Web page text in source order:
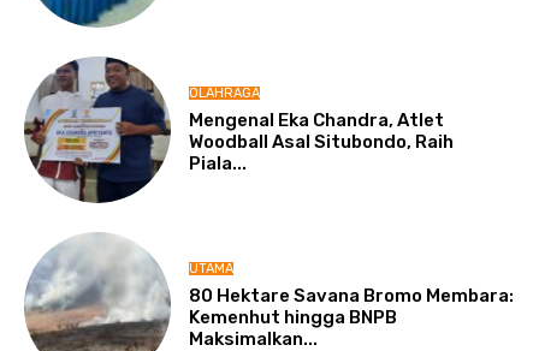
OLAHRAGA
Mengenal Eka Chandra, Atlet
Woodball Asal Situbondo, Raih
Piala...
UTAMA
80 Hektare Savana Bromo Membara:
Kemenhut hingga BNPB
Maksimalkan...